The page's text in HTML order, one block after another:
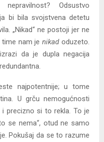
Odsustvo
bi bila svojstvena detetu
„Nikad“ ne postoji jer ne
time nam jenikadoduzeto.
da je dupla negacija
najpotentnije; u tome
U grču nemogućnosti
precizno si to rekla. To je
se nema“, otud ne samo
Pokušaj da se to razume